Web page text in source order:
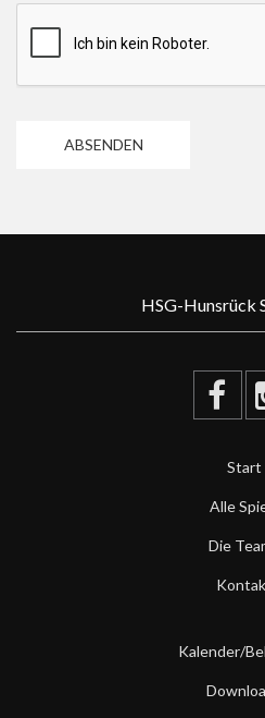
HSG-Hunsrück
Start
Alle
Die
Kalender/